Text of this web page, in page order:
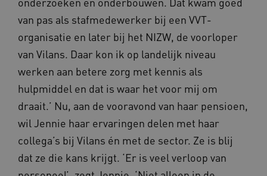
van pas als stafmedewerker bij een VVT-
organisatie en later bij het NIZW, de voorloper
van Vilans. Daar kon ik op landelijk niveau
werken aan betere zorg met kennis als
hulpmiddel en dat is waar het voor mij om
draait.’ Nu, aan de vooravond van haar pensioen,
wil Jennie haar ervaringen delen met haar
collega’s bij Vilans én met de sector. Ze is blij
dat ze die kans krijgt. ‘Er is veel verloop van